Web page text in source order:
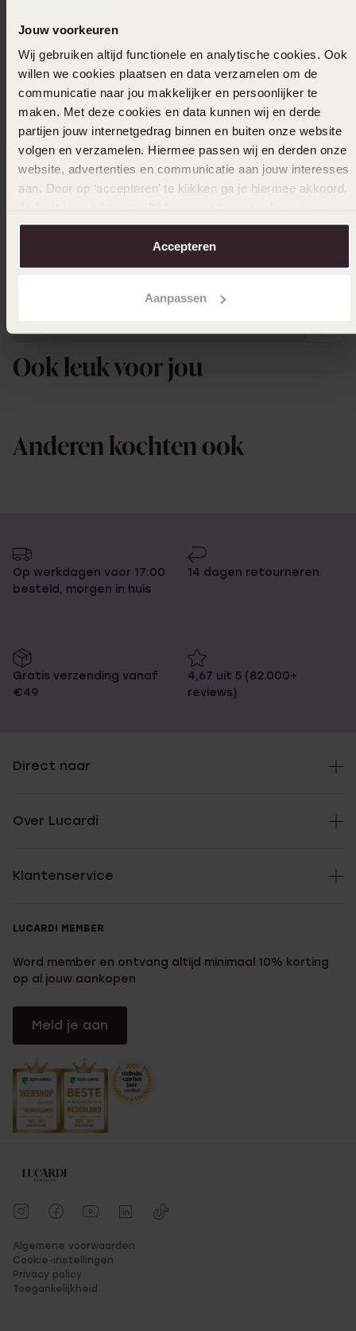
Jouw voorkeuren
Wij gebruiken altijd functionele en analytische cookies. Ook
willen we cookies plaatsen en data verzamelen om de
communicatie naar jou makkelijker en persoonlijker te
maken. Met deze cookies en data kunnen wij en derde
partijen jouw internetgedrag binnen en buiten onze website
volgen en verzamelen. Hiermee passen wij en derden onze
website, advertenties en communicatie aan jouw interesses
aan. Door op ‘accepteren’ te klikken ga je hiermee akkoord.
over in onscookiebeleid.
Accepteren
Aanpassen
25-03-2025 - J.g V.
Erg mooi
08-03-2025 - Esmat h.
Toon meer
Ook leuk voor jou
Anderen kochten ook
Op werkdagen voor 17:00
besteld, morgen in huis
14 dagen retourneren
Gratis verzending vanaf
€49
4,67 uit 5 (82.000+
reviews)
Direct naar
Over Lucardi
Klantenservice
LUCARDI MEMBER
Word member en ontvang altijd minimaal 10% korting
op al jouw aankopen
Meld je aan
Algemene voorwaarden
Cookie-instellingen
Privacy policy
Toegankelijkheid